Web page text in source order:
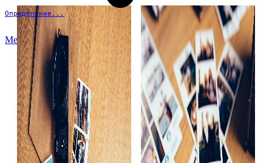
Определение...
Меню